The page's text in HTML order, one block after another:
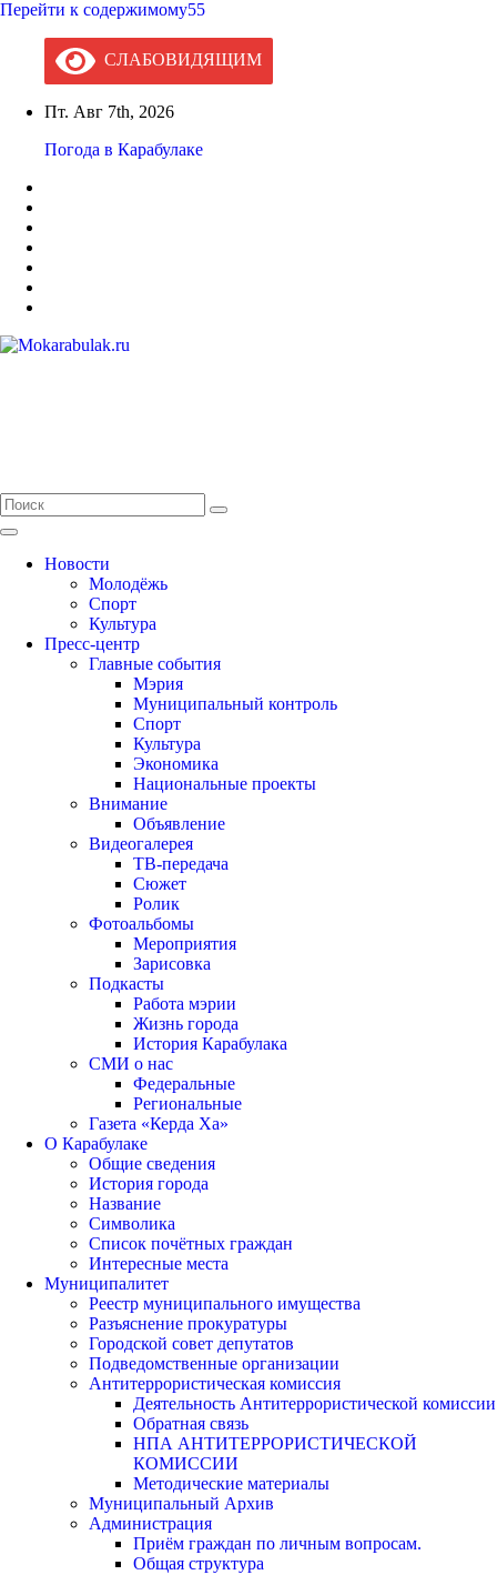
Перейти к содержимому55
СЛАБОВИДЯЩИМ
Пт. Авг 7th, 2026
Погода в Карабулаке
Новости
Молодёжь
Спорт
Культура
Пресс-центр
Главные события
Мэрия
Муниципальный контроль
Спорт
Культура
Экономика
Национальные проекты
Внимание
Объявление
Видеогалерея
ТВ-передача
Сюжет
Ролик
Фотоальбомы
Мероприятия
Зарисовка
Подкасты
Работа мэрии
Жизнь города
История Карабулака
СМИ о нас
Федеральные
Региональные
Газета «Керда Ха»
О Карабулаке
Общие сведения
История города
Название
Символика
Список почётных граждан
Интересные места
Муниципалитет
Реестр муниципального имущества
Разъяснение прокуратуры
Городской совет депутатов
Подведомственные организации
Антитеррористическая комиссия
Деятельность Антитеррористической комиссии
Обратная связь
НПА АНТИТЕРРОРИСТИЧЕСКОЙ
КОМИССИИ
Методические материалы
Муниципальный Архив
Администрация
Приём граждан по личным вопросам.
Общая структура